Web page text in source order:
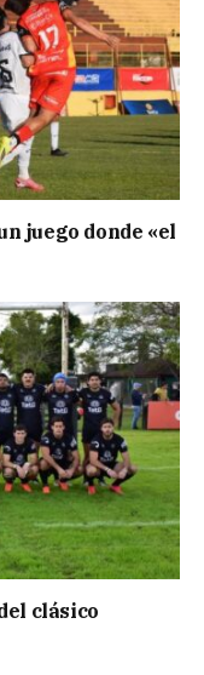
juego donde «el
clásico